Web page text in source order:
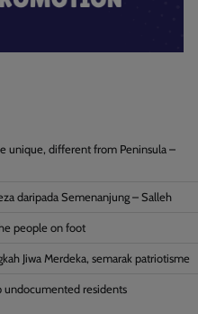
unique, different from Peninsula –
daripada Semenanjung – Salleh
people on foot
Jiwa Merdeka, semarak patriotisme
undocumented residents